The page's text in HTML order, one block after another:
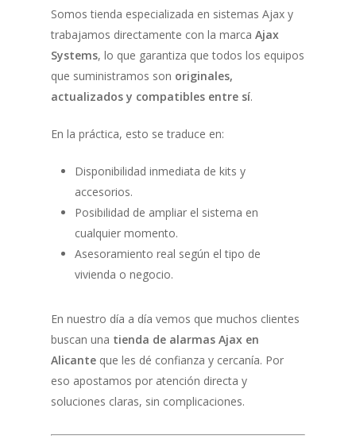
Somos tienda especializada en sistemas Ajax y
trabajamos directamente con la marcaAjax
Systems, lo que garantiza que todos los equipos
que suministramos son originales,
actualizados y compatibles entre sí.
En la práctica, esto se traduce en:
Disponibilidad inmediata de kits y
accesorios.
Posibilidad de ampliar el sistema en
cualquier momento.
Asesoramiento real según el tipo de
vivienda o negocio.
En nuestro día a día vemos que muchos clientes
buscan una tienda de alarmas Ajax en
Alicante que les dé confianza y cercanía. Por
eso apostamos por atención directa y
soluciones claras, sin complicaciones.